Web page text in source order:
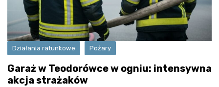
Działania ratunkowe Pożary
Garaż w Teodorówce w ogniu: intensywna
akcja strażaków